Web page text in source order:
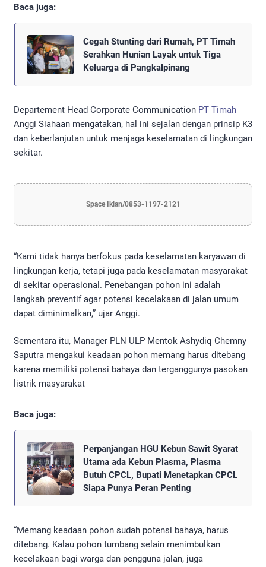
Baca juga:
Cegah Stunting dari Rumah, PT Timah
Serahkan Hunian Layak untuk Tiga
Keluarga di Pangkalpinang
Departement Head Corporate Communication PT Timah
Anggi Siahaan mengatakan, hal ini sejalan dengan prinsip K3
dan keberlanjutan untuk menjaga keselamatan di lingkungan
sekitar.
Space Iklan/0853-1197-2121
“Kami tidak hanya berfokus pada keselamatan karyawan di
lingkungan kerja, tetapi juga pada keselamatan masyarakat
di sekitar operasional. Penebangan pohon ini adalah
langkah preventif agar potensi kecelakaan di jalan umum
dapat diminimalkan,” ujar Anggi.
Sementara itu, Manager PLN ULP Mentok Ashydiq Chemny
Saputra mengakui keadaan pohon memang harus ditebang
karena memiliki potensi bahaya dan terganggunya pasokan
listrik masyarakat
Baca juga:
Perpanjangan HGU Kebun Sawit Syarat
Utama ada Kebun Plasma, Plasma
Butuh CPCL, Bupati Menetapkan CPCL
Siapa Punya Peran Penting
“Memang keadaan pohon sudah potensi bahaya, harus
ditebang. Kalau pohon tumbang selain menimbulkan
kecelakaan bagi warga dan pengguna jalan, juga